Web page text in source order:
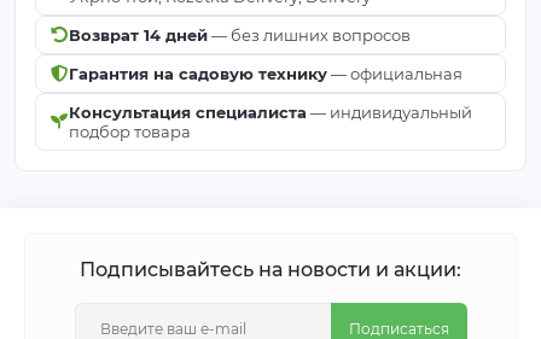
Возврат 14 дней— без лишних вопросов
Гарантия на садовую технику— официальная
Консультация специалиста — индивидуальный
подбор товара
Подписывайтесь на новости и акции:
Подписаться